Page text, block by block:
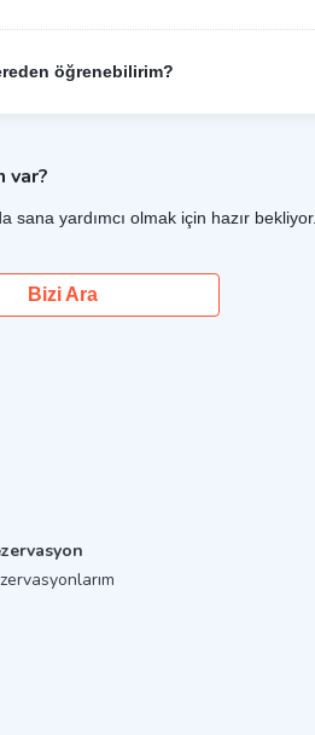
öğrenebilirim?
var?
sana yardımcı olmak için hazır bekliyor.
Bizi Ara